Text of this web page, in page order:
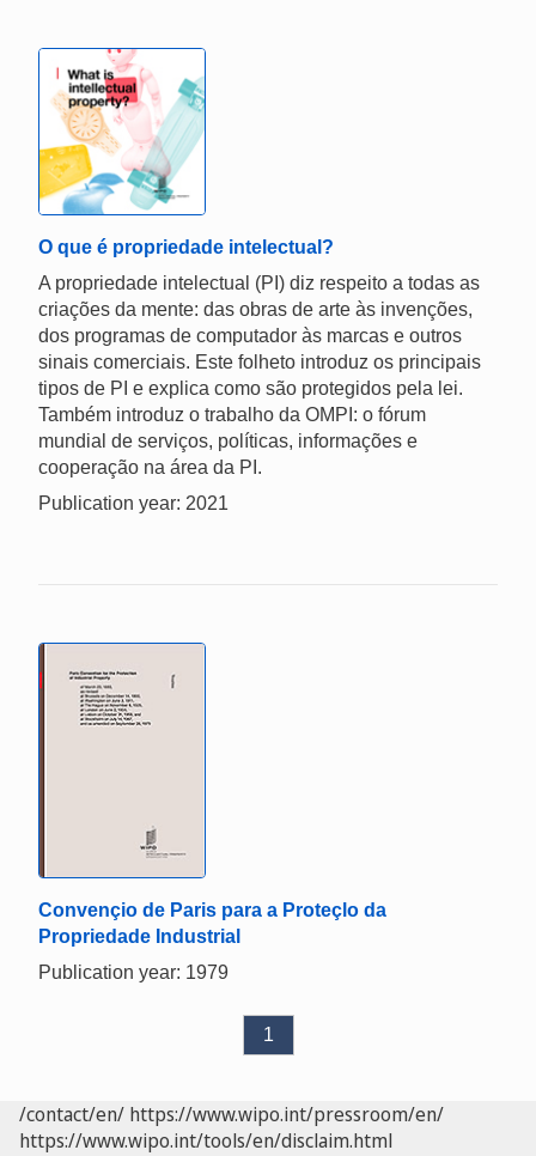
O que é propriedade intelectual?
A propriedade intelectual (PI) diz respeito a todas as
criações da mente: das obras de arte às invenções,
dos programas de computador às marcas e outros
sinais comerciais. Este folheto introduz os principais
tipos de PI e explica como são protegidos pela lei.
Também introduz o trabalho da OMPI: o fórum
mundial de serviços, políticas, informações e
cooperação na área da PI.
Publication year: 2021
Convençio de Paris para a Proteçlo da
Propriedade Industrial
Publication year: 1979
1
/contact/en/ https://www.wipo.int/pressroom/en/
https://www.wipo.int/tools/en/disclaim.html